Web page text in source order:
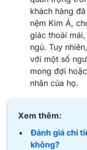
khách hàng
nệm Kim Á,
giác thoải
ngủ. Tuy
với một số
mong đợi
nhân của họ.
Xem thêm:
Đánh giá chi
không?